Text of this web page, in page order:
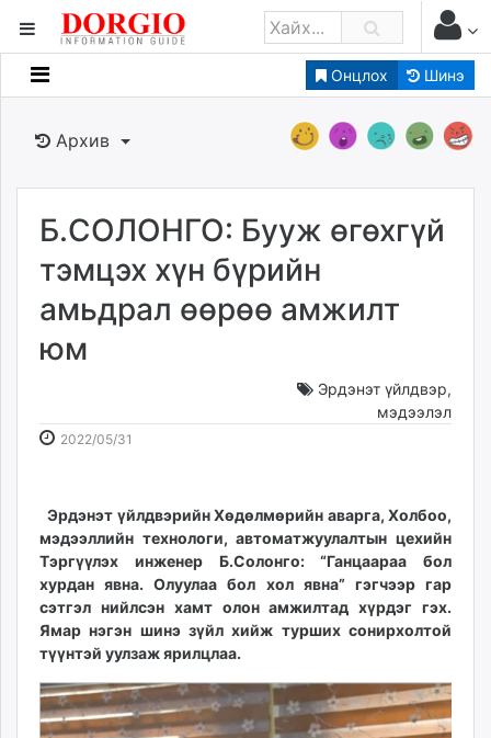
Онцлох Шинэ
Мэдээллийн
Банк санхүү
Бизнес ААН
Төрийн
dorgio.mn
Gogo.mn
zindaa.mn
ikon.mn
mnb.mn
Livetv.mn
Eguur.mn
24tsag.mn
shuud.mn
ergelt.mn
zarig.mn
Архив
Б.СОЛОНГО: Бууж өгөхгүй
тэмцэх хүн бүрийн
амьдрал өөрөө амжилт
юм
Эрдэнэт үйлдвэр,
мэдээлэл
2022/05/31
15:21:06
01:10:23
Эрдэнэт үйлдвэрийн Хөдөлмөрийн аварга, Холбоо,
мэдээллийн технологи, автоматжуулалтын цехийн
Тэргүүлэх инженер Б.Солонго: “Ганцаараа бол
хурдан явна. Олуулаа бол хол явна” гэгчээр гар
сэтгэл нийлсэн хамт олон амжилтад хүрдэг гэх.
Ямар нэгэн шинэ зүйл хийж турших сонирхолтой
түүнтэй уулзаж ярилцлаа.